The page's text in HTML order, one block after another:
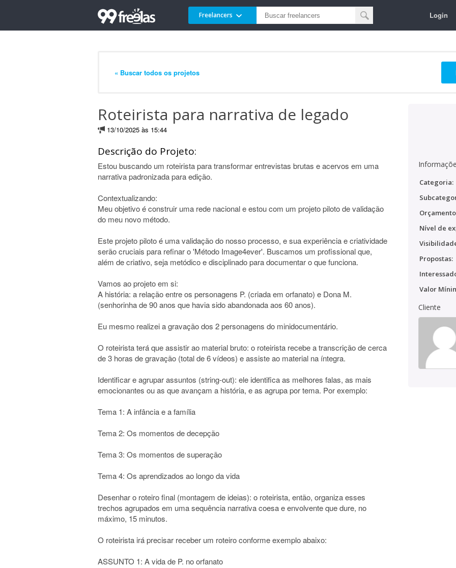
Freelancers Login
« Buscar todos os projetos
Roteirista para narrativa de legado
13/10/2025 às 15:44
Descrição do Projeto:
Estou buscando um roteirista para transformar entrevistas brutas e acervos em uma
narrativa padronizada para edição.
Contextualizando:
Meu objetivo é construir uma rede nacional e estou com um projeto piloto de validação
do meu novo método.
Este projeto piloto é uma validação do nosso processo, e sua experiência e criatividade
serão cruciais para refinar o 'Método Image4ever'. Buscamos um profissional que,
além de criativo, seja metódico e disciplinado para documentar o que funciona.
Vamos ao projeto em si:
A história: a relação entre os personagens P. (criada em orfanato) e Dona M.
(senhorinha de 90 anos que havia sido abandonada aos 60 anos).
Eu mesmo realizei a gravação dos 2 personagens do minidocumentário.
O roteirista terá que assistir ao material bruto: o roteirista recebe a transcrição de cerca
de 3 horas de gravação (total de 6 vídeos) e assiste ao material na íntegra.
Identificar e agrupar assuntos (string-out): ele identifica as melhores falas, as mais
emocionantes ou as que avançam a história, e as agrupa por tema. Por exemplo:
Tema 1: A infância e a família
Tema 2: Os momentos de decepção
Tema 3: Os momentos de superação
Tema 4: Os aprendizados ao longo da vida
Desenhar o roteiro final (montagem de ideias): o roteirista, então, organiza esses
trechos agrupados em uma sequência narrativa coesa e envolvente que dure, no
máximo, 15 minutos.
O roteirista irá precisar receber um roteiro conforme exemplo abaixo:
ASSUNTO 1: A vida de P. no orfanato
Categoria:
Nível de
Propostas:
Valor
Cliente